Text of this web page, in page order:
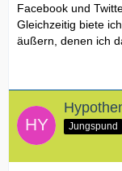
Facebook und
Gleichzeitig biete
äußern, denen ich
Jungspund